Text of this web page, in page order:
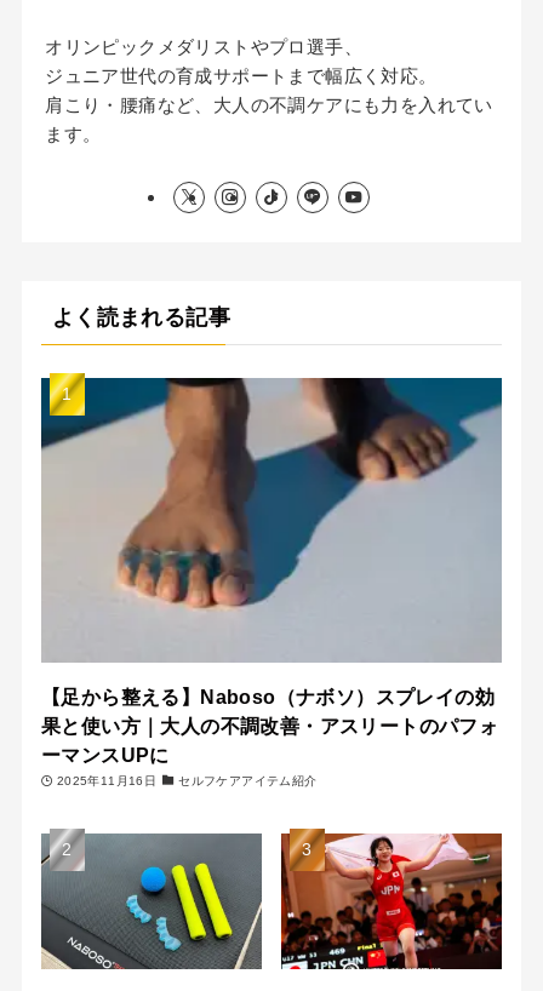
オリンピックメダリストやプロ選手、
ジュニア世代の育成サポートまで幅広く対応。
肩こり・腰痛など、大人の不調ケアにも力を入れてい
ます。
よく読まれる記事
【足から整える】Naboso（ナボソ）スプレイの効
果と使い方｜大人の不調改善・アスリートのパフォ
ーマンスUPに
2025年11月16日 セルフケアアイテム紹介